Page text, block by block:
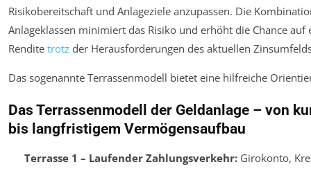
Risikobereitschaft und Anlageziele anzupassen. Die
Anlageklassen minimiert das Risiko und erhöht die Chance
Rendite trotz der Herausforderungen des aktuellen
Das sogenannte Terrassenmodell bietet eine hilfreiche
Das Terrassenmodell der Geldanlage – von
bis langfristigem Vermögensaufbau
Terrasse 1 – Laufender Zahlungsverkehr:Girokonto,